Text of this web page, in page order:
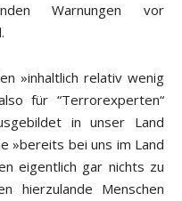
Warnungen vor
»inhaltlich relativ wenig
für “Terrorexperten“
in unser Land
»bereits bei uns im Land
eigentlich gar nichts zu
hierzulande Menschen